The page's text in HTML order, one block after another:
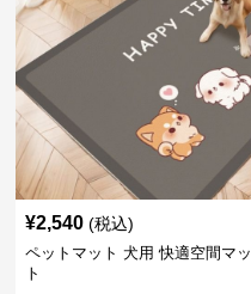
¥2,540 (税込)
ペットマット 犬用 快適空間マッ
ト